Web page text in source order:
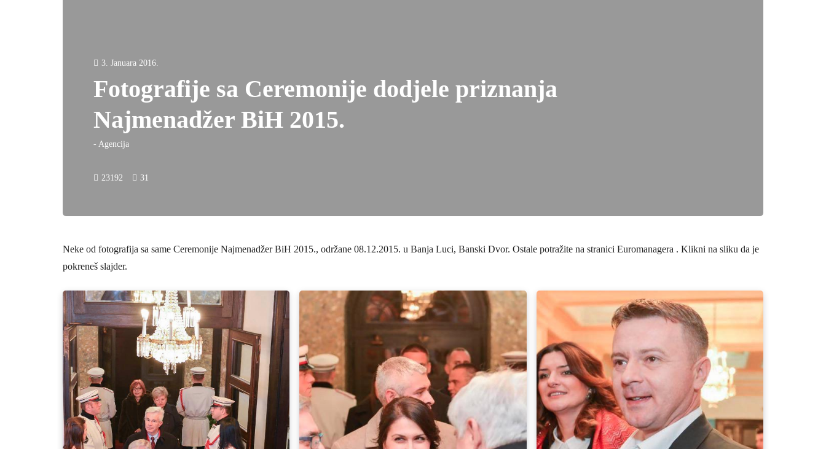
3. Januara 2016.
Fotografije sa Ceremonije dodjele priznanja
Najmenadžer BiH 2015.
- Agencija
23192 31
Neke od fotografija sa same Ceremonije Najmenadžer BiH 2015., održane 08.12.2015. u Banja Luci, Banski Dvor. Ostale potražite na stranici Euromanagera . Klikni na sliku da je
pokreneš slajder.